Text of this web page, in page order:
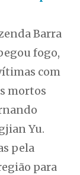
Barra
fogo,
com
mortos
Yu.
pela
para